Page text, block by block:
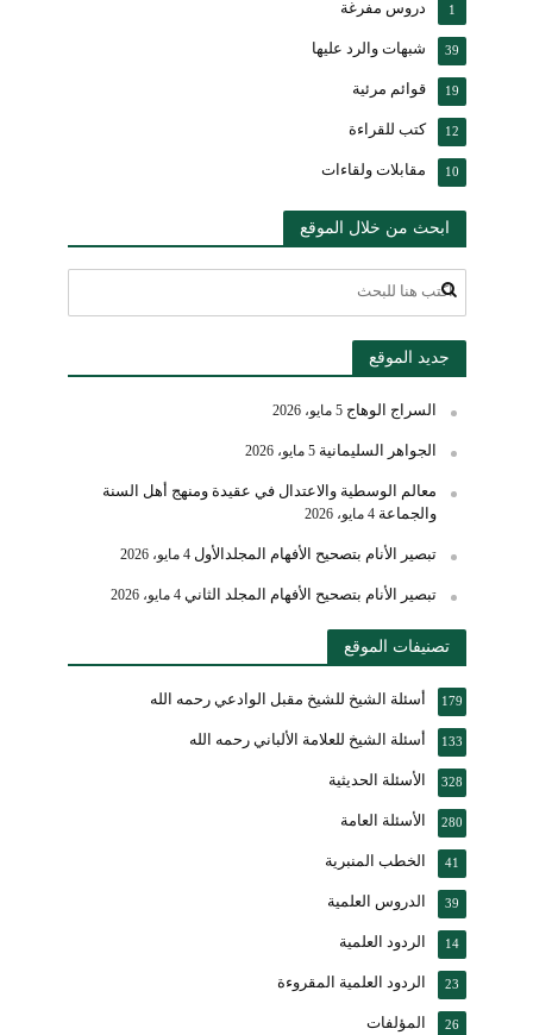
دروس مفرغة 1
شبهات والرد عليها 39
قوائم مرئية 19
كتب للقراءة 12
مقابلات ولقاءات 10
ابحث من خلال الموقع
جديد الموقع
السراج الوهاج 5 مايو، 2026
الجواهر السليمانية 5 مايو، 2026
معالم الوسطية والاعتدال في عقيدة ومنهج أهل السنة
والجماعة 4 مايو، 2026
تبصير الأنام بتصحيح الأفهام المجلدالأول 4 مايو، 2026
تبصير الأنام بتصحيح الأفهام المجلد الثاني 4 مايو، 2026
تصنيفات الموقع
أسئلة الشيخ للشيخ مقبل الوادعي رحمه الله 179
أسئلة الشيخ للعلامة الألباني رحمه الله 133
الأسئلة الحديثية 328
الأسئلة العامة 280
الخطب المنبرية 41
الدروس العلمية 39
الردود العلمية 14
الردود العلمية المقروءة 23
المؤلفات 26